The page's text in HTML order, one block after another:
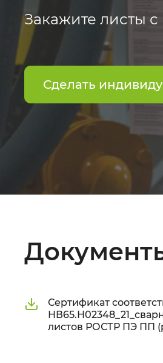
Закажите листы
Сделать
Сертификат
листов РОСТР ПЭ ПП